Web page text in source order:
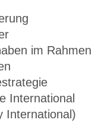
im Rahmen
International
International)